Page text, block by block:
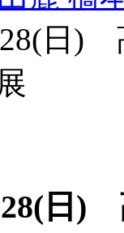
28(日)
28(日